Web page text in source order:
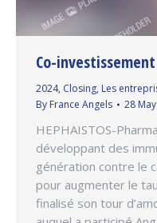
Co-
2024, Closing, Les
By France Angels 28
HEPHAISTOS-
développant des
génération contre le
pour augmenter le
finalisé son tour